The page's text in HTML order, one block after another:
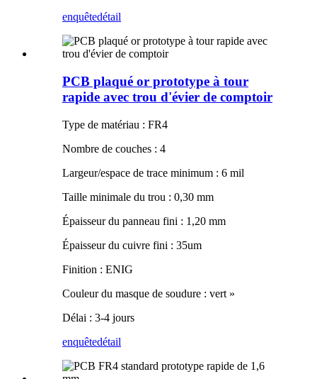
enquêtedétail
PCB plaqué or prototype à tour
rapide avec trou d'évier de comptoir
Type de matériau : FR4
Nombre de couches : 4
Largeur/espace de trace minimum : 6 mil
Taille minimale du trou : 0,30 mm
Épaisseur du panneau fini : 1,20 mm
Épaisseur du cuivre fini : 35um
Finition : ENIG
Couleur du masque de soudure : vert »
Délai : 3-4 jours
enquêtedétail